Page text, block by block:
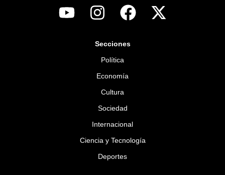
Secciones
Política
Economía
Cultura
Sociedad
Internacional
Ciencia y Tecnología
Deportes